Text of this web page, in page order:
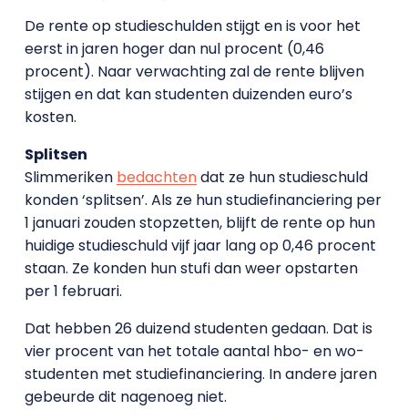
De rente op studieschulden stijgt en is voor het
eerst in jaren hoger dan nul procent (0,46
procent). Naar verwachting zal de rente blijven
stijgen en dat kan studenten duizenden euro’s
kosten.
Splitsen
Slimmeriken bedachtendat ze hun studieschuld
konden ‘splitsen’. Als ze hun studiefinanciering per
1 januari zouden stopzetten, blijft de rente op hun
huidige studieschuld vijf jaar lang op 0,46 procent
staan. Ze konden hun stufi dan weer opstarten
per 1 februari.
Dat hebben 26 duizend studenten gedaan. Dat is
vier procent van het totale aantal hbo- en wo-
studenten met studiefinanciering. In andere jaren
gebeurde dit nagenoeg niet.